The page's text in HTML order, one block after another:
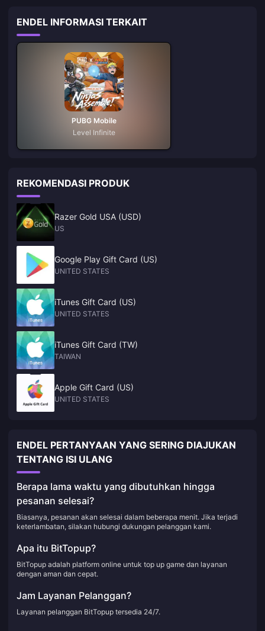
ENDEL INFORMASI TERKAIT
PUBG Mobile
Level Infinite
REKOMENDASI PRODUK
Razer Gold USA (USD)
US
Google Play Gift Card (US)
UNITED STATES
iTunes Gift Card (US)
UNITED STATES
iTunes Gift Card (TW)
TAIWAN
Apple Gift Card (US)
UNITED STATES
ENDEL PERTANYAAN YANG SERING DIAJUKAN
TENTANG ISI ULANG
Berapa lama waktu yang dibutuhkan hingga
pesanan selesai?
Biasanya, pesanan akan selesai dalam beberapa menit. Jika terjadi
keterlambatan, silakan hubungi dukungan pelanggan kami.
Apa itu BitTopup?
BitTopup adalah platform online untuk top up game dan layanan
dengan aman dan cepat.
Jam Layanan Pelanggan?
Layanan pelanggan BitTopup tersedia 24/7.